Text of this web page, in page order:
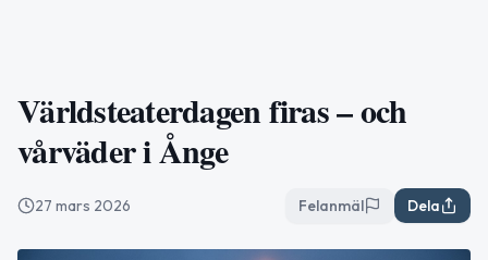
Världsteaterdagen firas – och
vårväder i Ånge
27 mars 2026 Felanmäl Dela